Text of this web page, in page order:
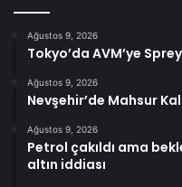
Ağustos 9, 2026
Tokyo’da AVM’ye Sprey
Ağustos 9, 2026
Nevşehir’de Mahsur
Ağustos 9, 2026
Petrol çakıldı ama
altın iddiası